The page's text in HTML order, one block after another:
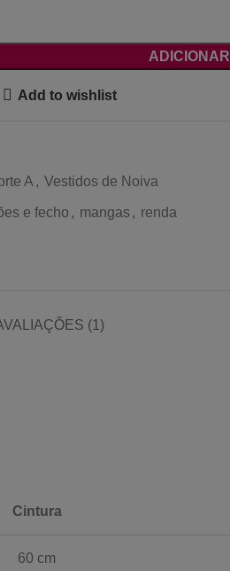
ADICIONAR
Add to wishlist
A , Vestidos de Noiva
e fecho , mangas, renda
(1)
Cintura
60 cm